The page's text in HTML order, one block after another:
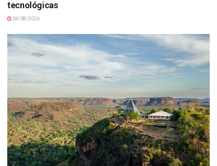
tecnológicas
04/08/2026